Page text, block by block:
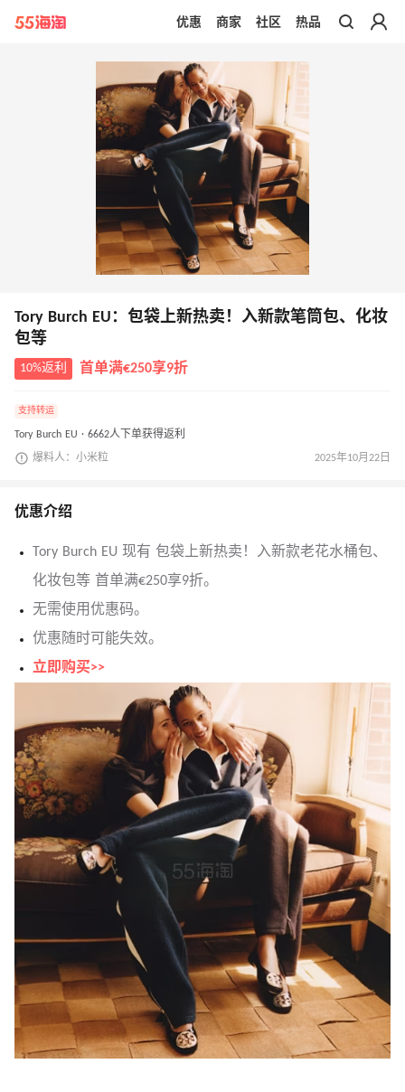
带你去官网买正品
优惠 商家 社区 热品
Tory Burch EU：包袋上新热卖！入新款笔筒包、化妆
包等
10%返利 首单满€250享9折
支持转运
Tory Burch EU · 6662人下单获得返利
爆料人：小米粒 2025年10月22日
优惠介绍
Tory Burch EU 现有 包袋上新热卖！入新款老花水桶包、
化妆包等 首单满€250享9折。
无需使用优惠码。
优惠随时可能失效。
立即购买>>